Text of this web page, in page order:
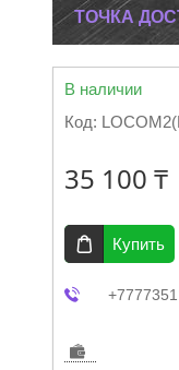
ТОЧКА
В наличии
Код:
35 100 ₸
Купить